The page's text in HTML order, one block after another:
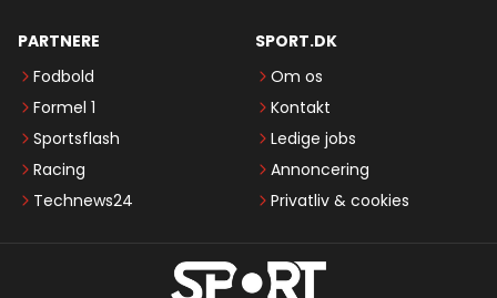
PARTNERE
Fodbold
Formel 1
Sportsflash
Racing
Technews24
SPORT.DK
Om os
Kontakt
Ledige jobs
Annoncering
Privatliv & cookies